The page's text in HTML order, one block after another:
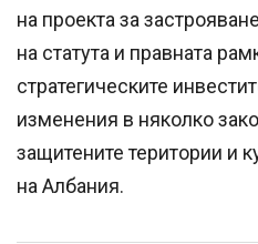
на проекта за
на статута и правната
стратегическите
изменения в няколко
защитените територии и
на Албания.